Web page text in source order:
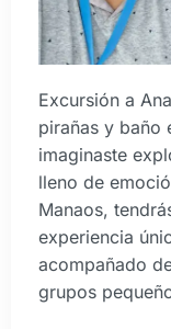
Excursión a
pirañas y baño
imaginaste
lleno de
Manaos,
experiencia
acompañado
grupos